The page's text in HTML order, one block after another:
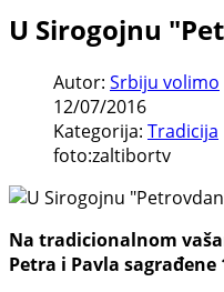
U Sirogojnu
Autor: Srbiju volimo
12/07/2016
Kategorija: Tradicija
foto:zaltibortv
Na tradicionalnom
Petra i Pavla sagrađene